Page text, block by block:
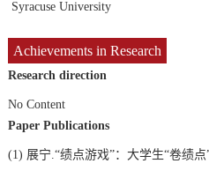
Syracuse University
Achievements in Research
Research direction
No Content
Paper Publications
(1) 展宁.“绩点游戏”：大学生“卷绩